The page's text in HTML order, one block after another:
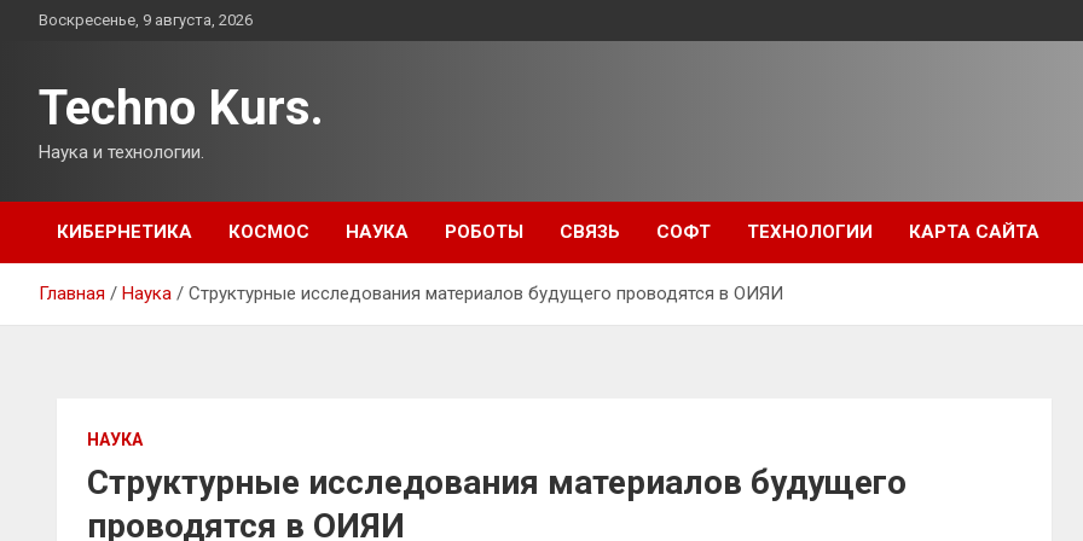
ПерейтиВоскресенье, 9 августа, 2026
Techno Kurs.
Наука и технологии.
КИБЕРНЕТИКА КОСМОС НАУКА РОБОТЫ СВЯЗЬ СОФТ ТЕХНОЛОГИИ КАРТА САЙТА
Главная Наука Структурные исследования материалов будущего проводятся в ОИЯИ
НАУКА
Структурные исследования материалов будущего
проводятся в ОИЯИ